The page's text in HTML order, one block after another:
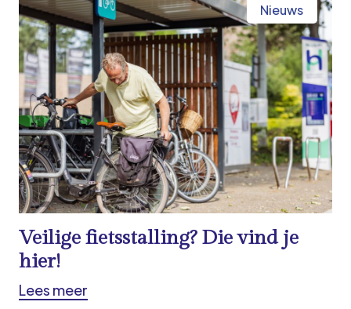
Nieuws
Veilige fietsstalling? Die vind je
hier!
Lees meer